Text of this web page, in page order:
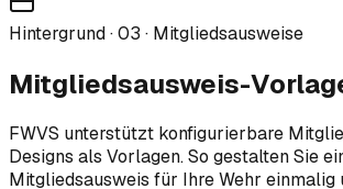
Hintergrund ·03 · Mitgliedsausweise
Mitgliedsausweis-
FWVS unterstützt konfigurierbare
Designs als Vorlagen. So gestalten Sie
Mitgliedsausweis für Ihre Wehr einmalig